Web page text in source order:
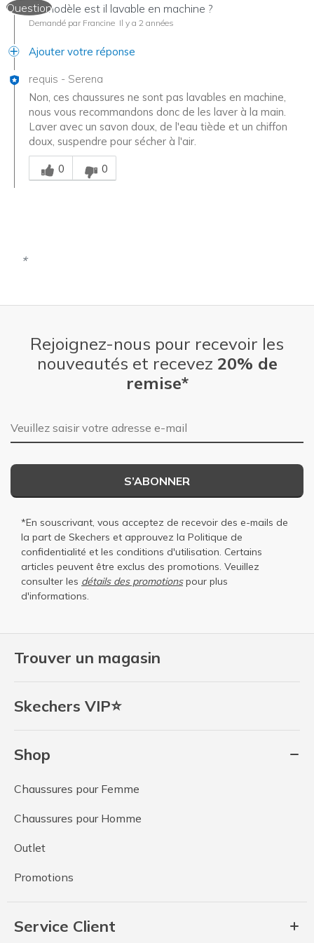
QuestionCe modèle est il lavable en machine ?
Demandé par Francine Il y a 2 années
Ajouter votre réponse
requis - Serena
Non, ces chaussures ne sont pas lavables en machine,
nous vous recommandons donc de les laver à la main.
Laver avec un savon doux, de l'eau tiède et un chiffon
doux, suspendre pour sécher à l'air.
Chinois
0
0
Trouver un magasin
Skechers VIP⭐
Shop
Chaussures pour Femme
Chaussures pour Homme
Outlet
Promotions
Service Client
Rejoignez-nous pour recevoir les
nouveautés et recevez 20% de
remise*
Adresse e-mail
S’ABONNER
*En souscrivant, vous acceptez de recevoir des e-mails de
la part de Skechers et approuvez la Politique de
confidentialité et les conditions d'utilisation. Certains
articles peuvent être exclus des promotions. Veuillez
consulter les détails des promotionspour plus
d'informations.